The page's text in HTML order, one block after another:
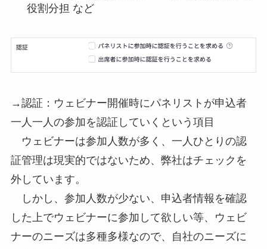
役割分担 など
→認証：ウェビナー開催時にパネリストが申込者
一人一人の参加を認証していくという項目
ウェビナーは参加人数が多く、一人ひとりの認
証管理は現実的ではないため、弊社はチェックを
外しています。
しかし、参加人数が少ない、申込者情報を確認
した上でウェビナーに参加して欲しい等、ウェビ
ナーのニーズは多種多様なので、自社のニーズに